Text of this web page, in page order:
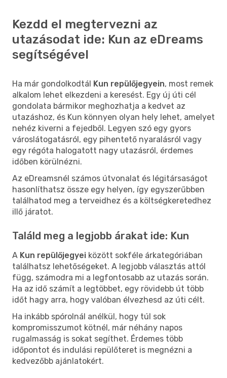
Kezdd el megtervezni az
utazásodat ide: Kun az eDreams
segítségével
Ha már gondolkodtál Kun repülőjegyein, most remek
alkalom lehet elkezdeni a keresést. Egy új úti cél
gondolata bármikor meghozhatja a kedvet az
utazáshoz, és Kun könnyen olyan hely lehet, amelyet
nehéz kiverni a fejedből. Legyen szó egy gyors
városlátogatásról, egy pihentető nyaralásról vagy
egy régóta halogatott nagy utazásról, érdemes
időben körülnézni.
Az eDreamsnél számos útvonalat és légitársaságot
hasonlíthatsz össze egy helyen, így egyszerűbben
találhatod meg a terveidhez és a költségkeretedhez
illő járatot.
Találd meg a legjobb árakat ide: Kun
A Kun repülőjegyei között sokféle árkategóriában
találhatsz lehetőségeket. A legjobb választás attól
függ, számodra mi a legfontosabb az utazás során.
Ha az idő számít a legtöbbet, egy rövidebb út több
időt hagy arra, hogy valóban élvezhesd az úti célt.
Ha inkább spórolnál anélkül, hogy túl sok
kompromisszumot kötnél, már néhány napos
rugalmasság is sokat segíthet. Érdemes több
időpontot és indulási repülőteret is megnézni a
kedvezőbb ajánlatokért.